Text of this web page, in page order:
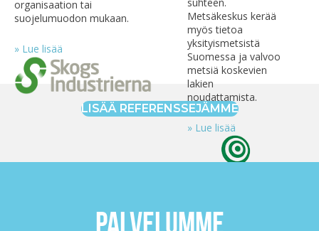
organisaation tai
suojelumuodon mukaan.
» Lue lisää
Metsäkeskus kerää
myös tietoa
yksityismetsistä
Suomessa ja valvoo
metsiä koskevien
lakien
noudattamista.
» Lue lisää
LISÄÄ REFERENSSEJÄMME
PALVELUMME